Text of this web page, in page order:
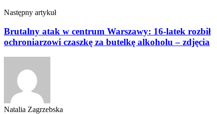
Następny artykuł
Brutalny atak w centrum Warszawy: 16-latek rozbił
ochroniarzowi czaszkę za butelkę alkoholu – zdjęcia
Natalia Zagrzebska